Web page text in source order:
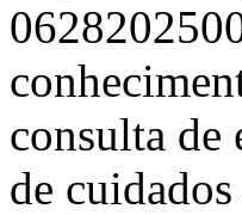
consulta de
de